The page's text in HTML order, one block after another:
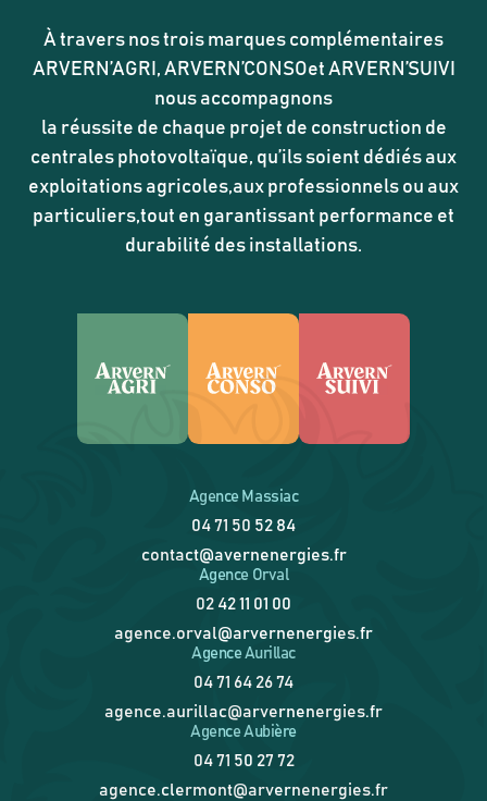
À travers nos trois marques complémentaires
ARVERN’AGRI, ARVERN’CONSOet ARVERN’SUIVI
nous accompagnons
la réussite de chaque projet de construction de
centrales photovoltaïque, qu’ils soient dédiés aux
exploitations agricoles,aux professionnels ou aux
particuliers,tout en garantissant performance et
durabilité des installations.
Agence Massiac
04 71 50 52 84
contact@avernenergies.fr
Agence Orval
02 42 11 01 00
agence.orval@arvernenergies.fr
Agence Aurillac
04 71 64 26 74
agence.aurillac@arvernenergies.fr
Agence Aubière
04 71 50 27 72
agence.clermont@arvernenergies.fr